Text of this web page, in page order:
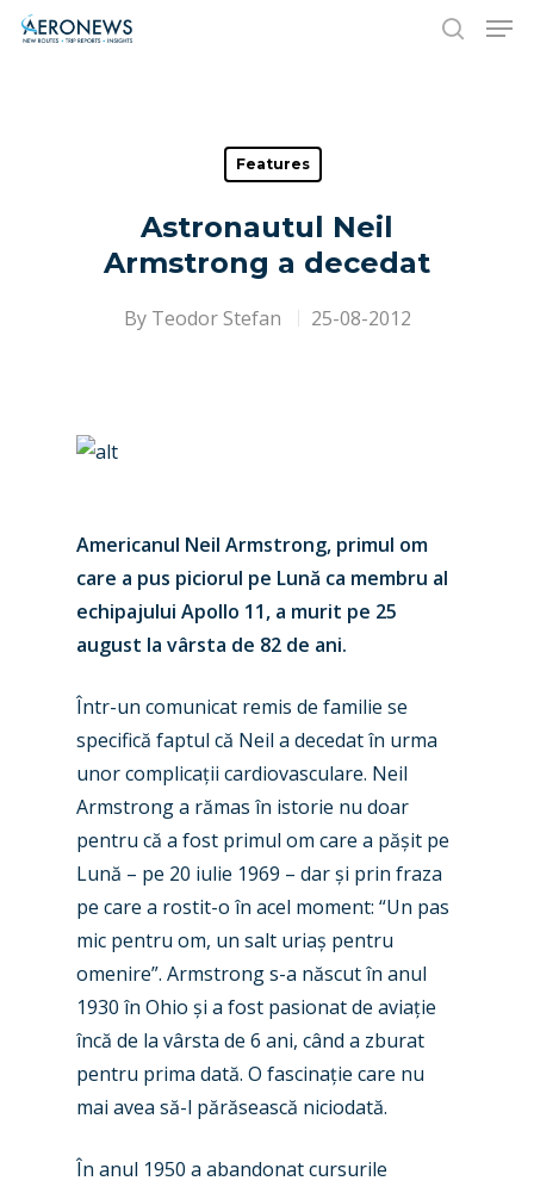
Hit enter to search or ESC to close
Features
Astronautul Neil
Armstrong a decedat
By Teodor Stefan 25-08-2012
Americanul Neil Armstrong, primul om
care a pus piciorul pe Lună ca membru al
echipajului Apollo 11, a murit pe 25
august la vârsta de 82 de ani.
Într-un comunicat remis de familie se
specifică faptul că Neil a decedat în urma
unor complicații cardiovasculare. Neil
Armstrong a rămas în istorie nu doar
pentru că a fost primul om care a pășit pe
Lună – pe 20 iulie 1969 – dar și prin fraza
pe care a rostit-o în acel moment: “Un pas
mic pentru om, un salt uriaș pentru
omenire”. Armstrong s-a născut în anul
1930 în Ohio și a fost pasionat de aviație
încă de la vârsta de 6 ani, când a zburat
pentru prima dată. O fascinație care nu
mai avea să-l părăsească niciodată.
În anul 1950 a abandonat cursurile
New Routes